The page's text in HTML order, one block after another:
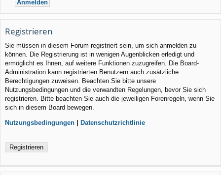
Registrieren
Sie müssen in diesem Forum registriert sein, um sich anmelden zu
können. Die Registrierung ist in wenigen Augenblicken erledigt und
ermöglicht es Ihnen, auf weitere Funktionen zuzugreifen. Die Board-
Administration kann registrierten Benutzern auch zusätzliche
Berechtigungen zuweisen. Beachten Sie bitte unsere
Nutzungsbedingungen und die verwandten Regelungen, bevor Sie sich
registrieren. Bitte beachten Sie auch die jeweiligen Forenregeln, wenn Sie
sich in diesem Board bewegen.
Nutzungsbedingungen | Datenschutzrichtlinie
Registrieren